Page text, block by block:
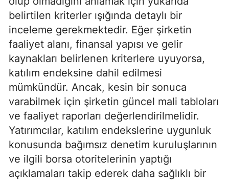
belirtilen kriterler ışığında detaylı bir
inceleme gerekmektedir. Eğer şirketin
faaliyet alanı, finansal yapısı ve gelir
kaynakları belirlenen kriterlere uyuyorsa,
katılım endeksine dahil edilmesi
mümkündür. Ancak, kesin bir sonuca
varabilmek için şirketin güncel mali tabloları
ve faaliyet raporları değerlendirilmelidir.
Yatırımcılar, katılım endekslerine uygunluk
konusunda bağımsız denetim kuruluşlarının
ve ilgili borsa otoritelerinin yaptığı
açıklamaları takip ederek daha sağlıklı bir